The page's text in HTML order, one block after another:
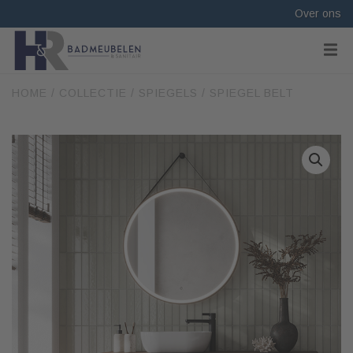
Over ons
HOME COLLECTIE SPIEGELS / SPIEGEL BELT